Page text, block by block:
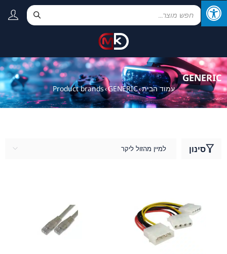
GENERIC
עמוד הבית›
Product brands›GENERIC
סינון למיין מהזול ליקר